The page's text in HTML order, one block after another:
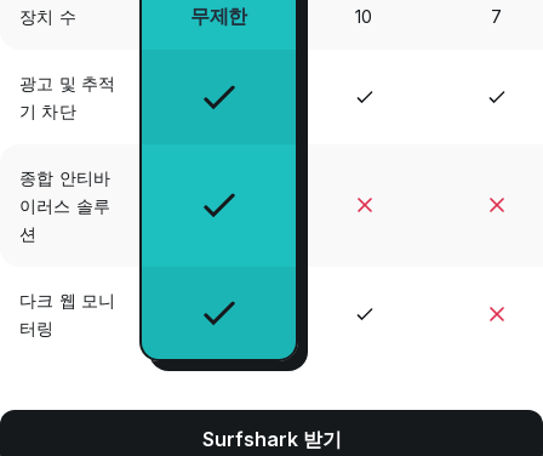
장치 수 무제한 10 7
광고 및 추적
기 차단
종합 안티바
이러스 솔루
션
다크 웹 모니
터링
Surfshark 받기